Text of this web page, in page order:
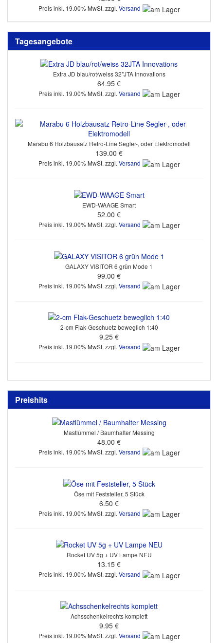
Preis inkl. 19.00% MwSt. zzgl.Versand
Tagesangebote
Extra JD blau/rot/weiss 32"JTA Innovations
64.95 €
Preis inkl. 19.00% MwSt. zzgl. Versand
Marabu 6 Holzbausatz Retro-Line Segler-, oder Elektromodell
139.00 €
Preis inkl. 19.00% MwSt. zzgl.Versand
EWD-WAAGE Smart
52.00 €
Preis inkl. 19.00% MwSt. zzgl. Versand
GALAXY VISITOR 6 grün Mode 1
99.00 €
Preis inkl. 19.00% MwSt. zzgl. Versand
2-cm Flak-Geschuetz beweglich 1:40
9.25 €
Preis inkl. 19.00% MwSt. zzgl.Versand
Preishits
Mastlümmel / Baumhalter Messing
48.00 €
Preis inkl. 19.00% MwSt. zzgl. Versand
Öse mit Feststeller, 5 Stück
6.50 €
Preis inkl. 19.00% MwSt. zzgl. Versand
Rocket UV 5g + UV Lampe NEU
13.15 €
Preis inkl. 19.00% MwSt. zzgl.Versand
Achsschenkelrechts komplett
9.95 €
Preis inkl. 19.00% MwSt. zzgl. Versand